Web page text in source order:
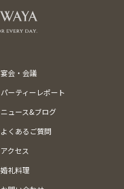
宴会・会議
パーティーレポート
ニュース&ブログ
よくあるご質問
アクセス
婚礼料理